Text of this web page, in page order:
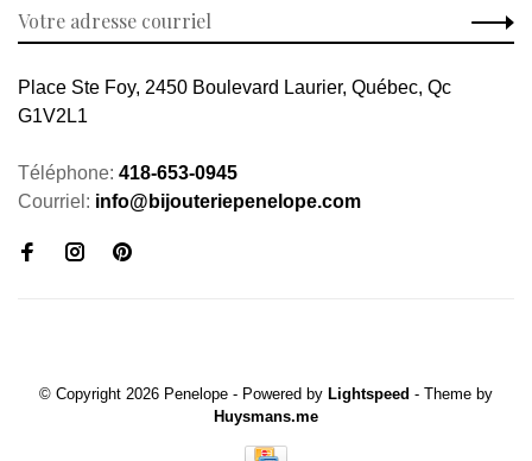
Place Ste Foy, 2450 Boulevard Laurier, Québec, Qc
G1V2L1
Téléphone: 418-653-0945
Courriel: info@bijouteriepenelope.com
© Copyright 2026 Penelope - Powered by Lightspeed - Theme by
Huysmans.me